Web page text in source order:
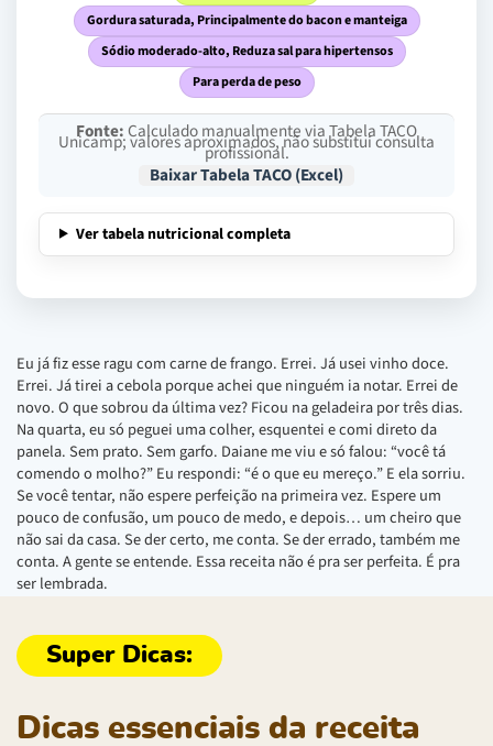
Gordura saturada, Principalmente do bacon e manteiga
Sódio moderado-alto, Reduza sal para hipertensos
Para perda de peso
Fonte:Calculado manualmente via Tabela TACO
Unicamp; valores aproximados, não substitui consulta
profissional.
Baixar Tabela TACO (Excel)
Ver tabela nutricional completa
Eu já fiz esse ragu com carne de frango. Errei. Já usei vinho doce.
Errei. Já tirei a cebola porque achei que ninguém ia notar. Errei de
novo. O que sobrou da última vez? Ficou na geladeira por três dias.
Na quarta, eu só peguei uma colher, esquentei e comi direto da
panela. Sem prato. Sem garfo. Daiane me viu e só falou: “você tá
comendo o molho?” Eu respondi: “é o que eu mereço.” E ela sorriu.
Se você tentar, não espere perfeição na primeira vez. Espere um
pouco de confusão, um pouco de medo, e depois… um cheiro que
não sai da casa. Se der certo, me conta. Se der errado, também me
conta. A gente se entende. Essa receita não é pra ser perfeita. É pra
ser lembrada.
Dicas essenciais da receita